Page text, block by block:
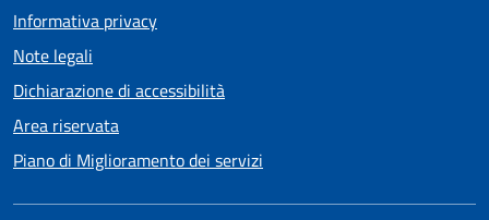
Informativa privacy
Note legali
Dichiarazione di accessibilità
Area riservata
Piano di Miglioramento dei servizi